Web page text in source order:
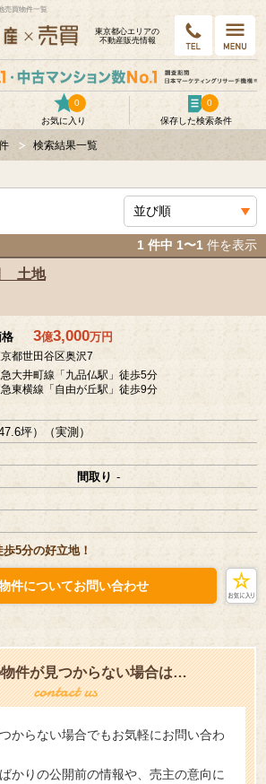
売買物件一覧
東京都⼼エリアの
不動産販売情報
お気に入り
0
保存した検索条件
0
検索結果一覧
1 件中 1〜1 件を表示
土地
3億3,000万円
都世田谷区奥沢7
大井町線「九品仏駅」徒歩5分
東横線「自由が丘駅」徒歩9分
47.6坪）（実測）
間取り -
歩5分の好立地！
件についてお問い合わせ
件が見つからない場合は…
からない場合でもお気軽にお問い合わ
かりの公開前の情報や、売主の意向に